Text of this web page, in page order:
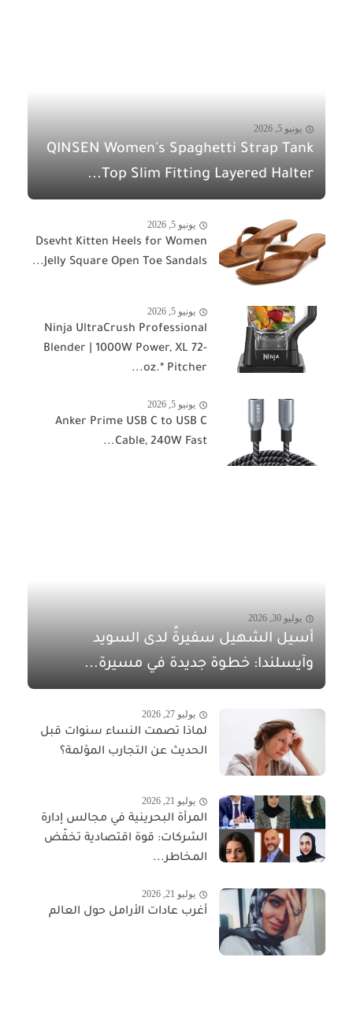
يونيو 5, 2026
QINSEN Women's Spaghetti Strap Tank
Top Slim Fitting Layered Halter...
يونيو 5, 2026
Dsevht Kitten Heels for Women
Jelly Square Open Toe Sandals...
يونيو 5, 2026
Ninja UltraCrush Professional
Blender | 1000W Power, XL 72-
oz.* Pitcher...
يونيو 5, 2026
Anker Prime USB C to USB C
Cable, 240W Fast...
يوليو 30, 2026
أسيل الشهيل سفيرةً لدى السويد
وآيسلندا: خطوة جديدة في مسيرة...
يوليو 27, 2026
لماذا تصمت النساء سنوات قبل
الحديث عن التجارب المؤلمة؟
يوليو 21, 2026
المرأة البحرينية في مجالس إدارة
الشركات: قوة اقتصادية تخفّض
المخاطر...
يوليو 21, 2026
أغرب عادات الأرامل حول العالم